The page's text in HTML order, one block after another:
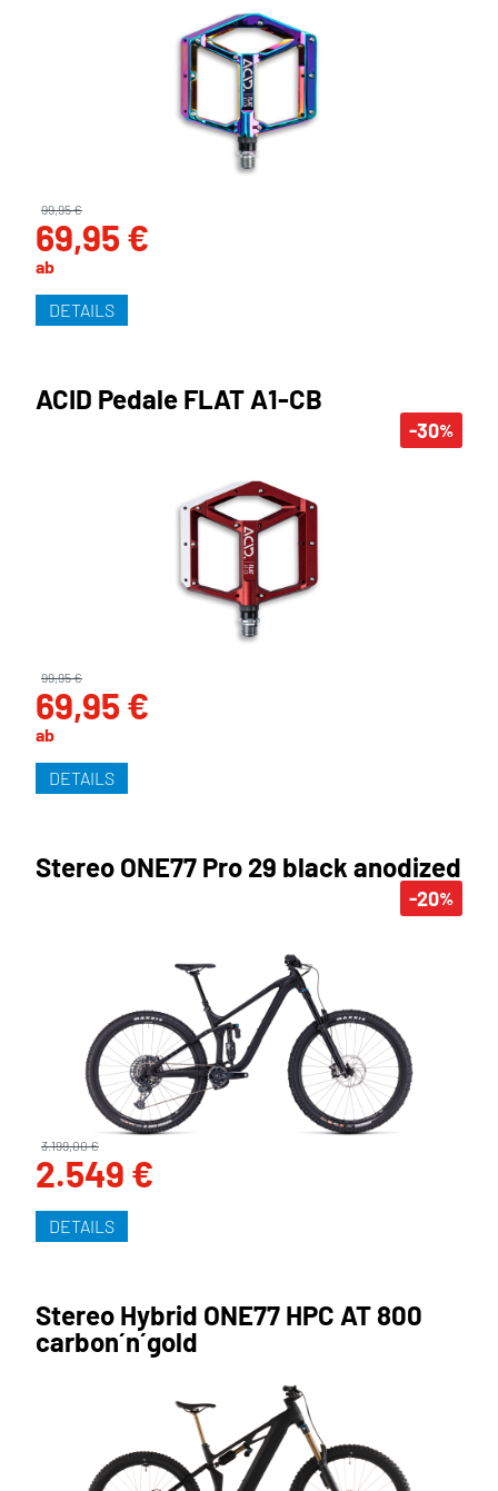
ab
69,95 €
99,95 €
DETAILS
-30%
ACID Pedale FLAT A1-CB
ab
69,95 €
99,95 €
DETAILS
-20%
Stereo ONE77 Pro 29 black anodized
2.549 €
3.199,00 €
DETAILS
Stereo Hybrid ONE77 HPC AT 800
carbon´n´gold